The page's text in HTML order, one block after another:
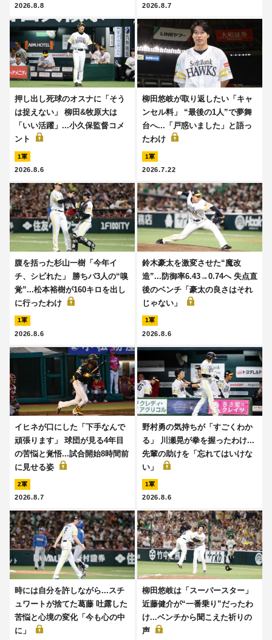
2026.8.8 2026.8.7
押し出し死球のオスナに「そう
は捉えない」 柳田&牧原大は
「いい活躍」...小久保監督コメ
ント
1軍
2026.8.6
柳田悠岐が取り返したい「キャ
ンセル料」 “最後の1人”で夢舞
台へ...「戸惑いました」と語っ
たわけ
1軍
2026.7.22
腹を括った杉山一樹「今年イ
チ、シビれた」 勝ちパ3人の“嗅
覚”...松本裕樹が160キロを出し
に行ったわけ
1軍
2026.8.6
鈴木豪太を激変させた“魔改
造”...防御率6.43→0.74へ 失点直
後のベンチ「豪太の良さはそれ
じゃない」
1軍
2026.8.6
イヒネが口にした「下手なんで
頑張ります」 球団が見る4年目
の苦悩と覚悟...試合開始8時間前
に見せる姿
2軍
2026.8.7
野村勇の気持ちが「すごくわか
る」 川瀬晃が拳を握ったわけ...
先輩の助けを「忘れてはいけな
い」
1軍
2026.8.6
時には自分を許しながら...スチ
ュワートが捨てた葛藤 吐露した
苦悩と心境の変化「今も心の中
に」
柳田悠岐は「スーパースター」
近藤健介が“一番乗り”だったわ
け...ベンチから聞こえた祈りの
声